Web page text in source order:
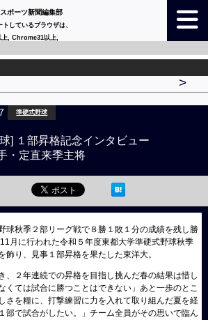
ポーツ新聞編集部
しているブラウザは、
上, Chrome31以上,
>
準硬式野球
] １部昇格記念インタビュー
・定直来季主将
球秋季２部リーグ戦で８勝１敗１分の成績を残し勝
月に行われた令和５年度東都大学準硬式野球秋季
飾り、見事１部昇格を果たした東洋大。
、２年連続での昇格を目指し挑んだ春の結果は惜し
くては試合に勝つことはできない」あと一歩のとこ
さを糧に、打撃練習に力を入れて取り組んだ夏を経
部で試合がしたい。」チーム全員がその思いで臨ん